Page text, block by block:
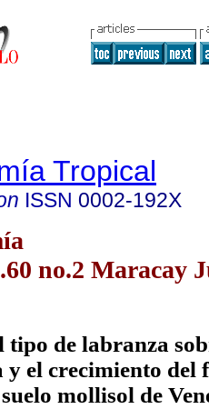
Tropical
ISSN 0002-192X
no.2 Maracay
tipo de labranza
y el crecimiento
suelo mollisol de